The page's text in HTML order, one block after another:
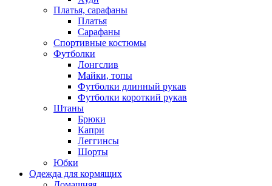
Платья, сарафаны
Платья
Сарафаны
Спортивные костюмы
Футболки
Лонгслив
Майки, топы
Футболки длинный рукав
Футболки короткий рукав
Штаны
Брюки
Капри
Леггинсы
Шорты
Юбки
Одежда для кормящих